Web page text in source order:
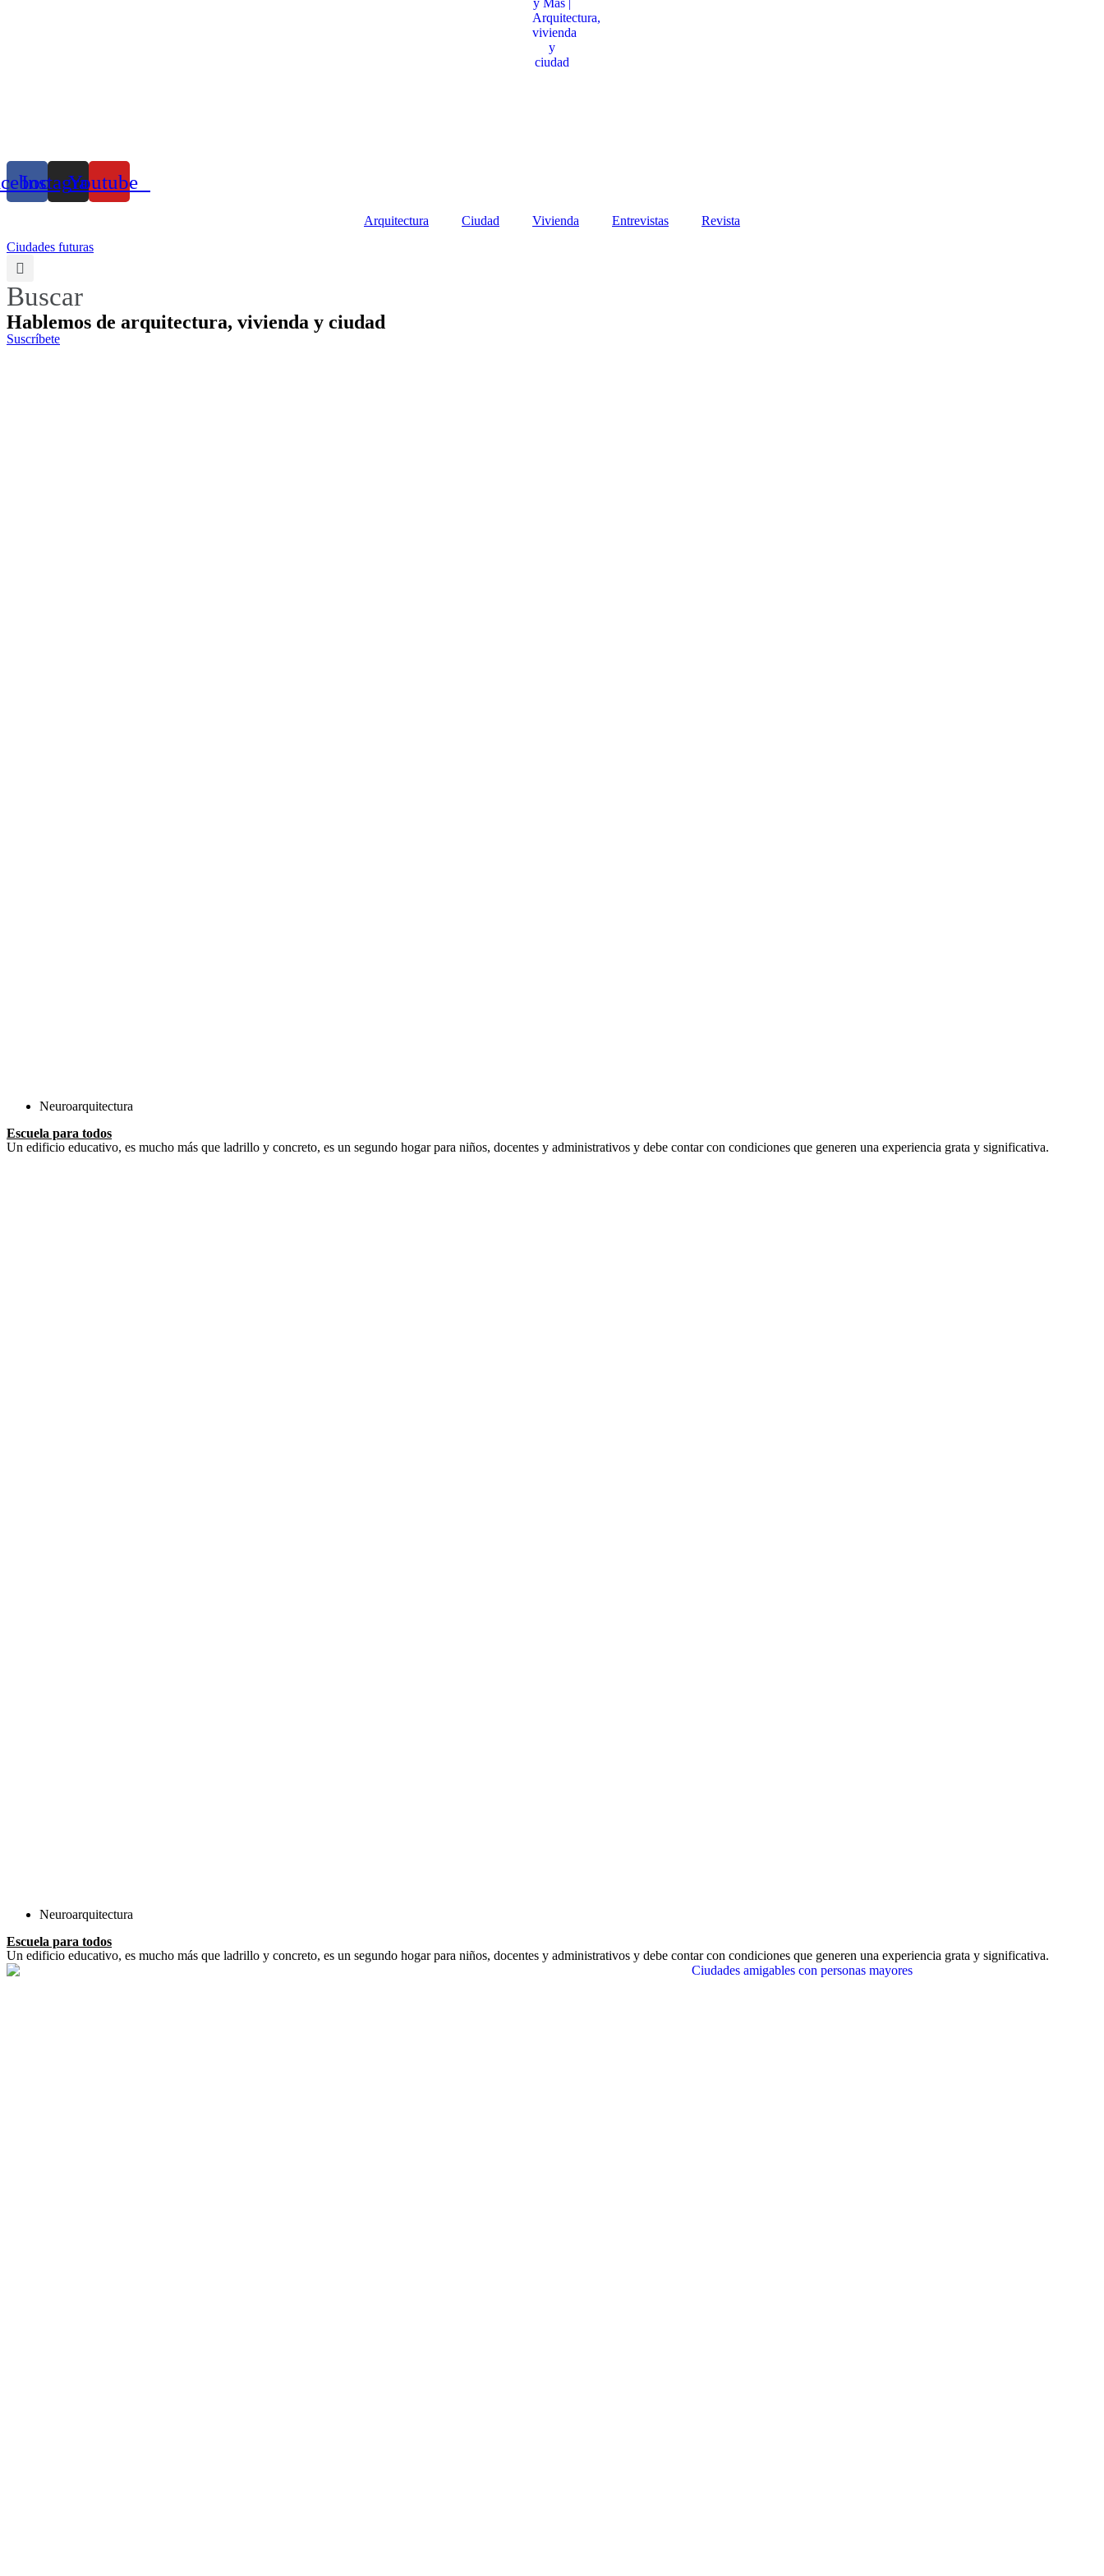
InstagramYoutube
Arquitectura Ciudad Vivienda Entrevistas
Revista
Ciudades futuras
Buscar
Hablemos de arquitectura, vivienda y ciudad
Suscríbete
Neuroarquitectura
Escuela para todos
Un edificio educativo, es mucho más que ladrillo y concreto, es un segundo hogar para niños, docentes y administrativos y debe contar con condiciones que generen una experiencia grata y significativa.
Neuroarquitectura
Escuela para todos
Un edificio educativo, es mucho más que ladrillo y concreto, es un segundo hogar para niños, docentes y administrativos y debe contar con condiciones que generen una experiencia grata y significativa.